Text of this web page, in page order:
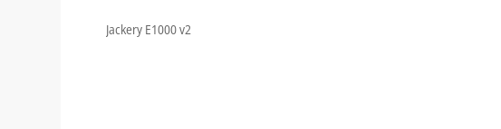
Jackery E1000 v2